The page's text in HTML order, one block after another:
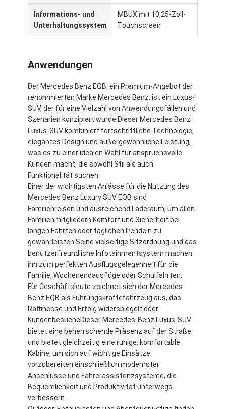
Informations- und
Unterhaltungssystem
MBUX mit 10,25-Zoll-
Touchscreen
Anwendungen
Der Mercedes Benz EQB, ein Premium-Angebot der
renommierten Marke Mercedes Benz, ist ein Luxus-
SUV, der für eine Vielzahl von Anwendungsfällen und
Szenarien konzipiert wurde.Dieser Mercedes Benz
Luxus-SUV kombiniert fortschrittliche Technologie,
elegantes Design und außergewöhnliche Leistung,
was es zu einer idealen Wahl für anspruchsvolle
Kunden macht, die sowohl Stil als auch
Funktionalität suchen.
Einer der wichtigsten Anlässe für die Nutzung des
Mercedes Benz Luxury SUV EQB sind
Familienreisen.und ausreichend Laderaum, um allen
Familienmitgliedern Komfort und Sicherheit bei
langen Fahrten oder täglichen Pendeln zu
gewährleisten.Seine vielseitige Sitzordnung und das
benutzerfreundliche Infotainmentsystem machen
ihn zum perfekten Ausflugsgelegenheit für die
Familie, Wochenendausflüge oder Schulfahrten.
Für Geschäftsleute zeichnet sich der Mercedes
Benz EQB als Führungskräftefahrzeug aus, das
Raffinesse und Erfolg widerspiegelt.oder
KundenbesucheDieser Mercedes-Benz Luxus-SUV
bietet eine beherrschende Präsenz auf der Straße
und bietet gleichzeitig eine ruhige, komfortable
Kabine, um sich auf wichtige Einsätze
vorzubereiten.einschließlich modernster
Anschlüsse und Fahrerassistenzsysteme, die
Bequemlichkeit und Produktivität unterwegs
verbessern.